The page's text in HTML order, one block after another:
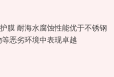
膜 耐海水腐蚀性能优于不锈钢
恶劣环境中表现卓越